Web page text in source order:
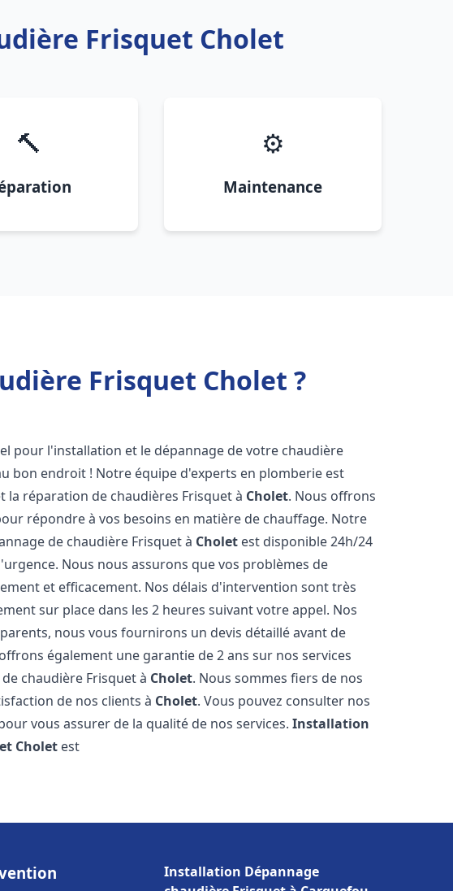
Frisquet Cholet
🔨 ⚙️
Maintenance
Frisquet Cholet ?
pour l'installation et le dépannage de votre chaudière
bon endroit ! Notre équipe d'experts en plomberie est
la réparation de chaudières Frisquet à Cholet. Nous offrons
répondre à vos besoins en matière de chauffage. Notre
de chaudière Frisquet à Cholet est disponible 24h/24
Nous nous assurons que vos problèmes de
et efficacement. Nos délais d'intervention sont très
sur place dans les 2 heures suivant votre appel. Nos
nous vous fournirons un devis détaillé avant de
également une garantie de 2 ans sur nos services
chaudière Frisquet à Cholet. Nous sommes fiers de nos
de nos clients à Cholet. Vous pouvez consulter nos
vous assurer de la qualité de nos services.Installation
Cholet est
Installation Dépannage